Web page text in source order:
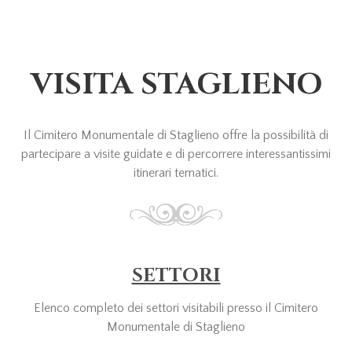
VISITA STAGLIENO
Il Cimitero Monumentale di Staglieno offre la possibilità di
partecipare a visite guidate e di percorrere interessantissimi
itinerari tematici.
SETTORI
Elenco completo dei settori visitabili presso il Cimitero
Monumentale di Staglieno